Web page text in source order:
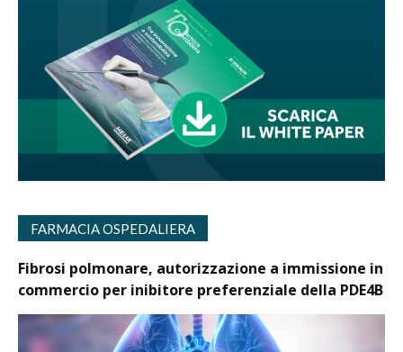
FARMACIA OSPEDALIERA
Fibrosi polmonare, autorizzazione a immissione in
commercio per inibitore preferenziale della PDE4B